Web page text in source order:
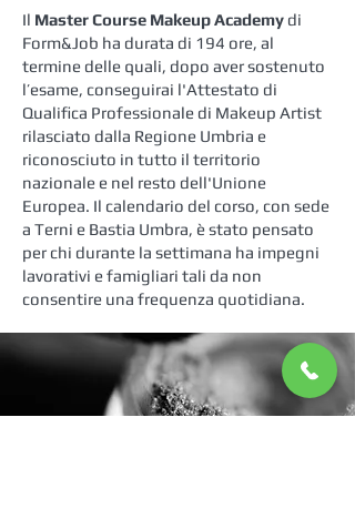
Il Master Course Makeup Academy di
Form&Job ha durata di 194 ore, al
termine delle quali, dopo aver sostenuto
l’esame, conseguirai l'Attestato di
Qualifica Professionale di Makeup Artist
rilasciato dalla Regione Umbria e
riconosciuto in tutto il territorio
nazionale e nel resto dell'Unione
Europea. Il calendario del corso, con sede
a Terni e Bastia Umbra, è stato pensato
per chi durante la settimana ha impegni
lavorativi e famigliari tali da non
consentire una frequenza quotidiana.